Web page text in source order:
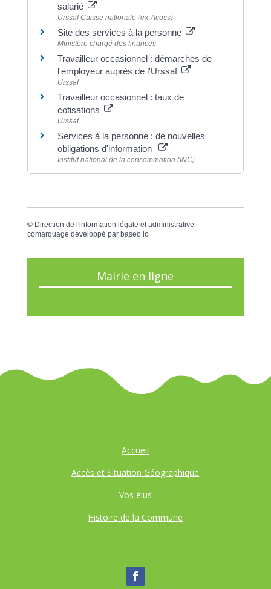
salarié
Urssaf Caisse nationale (ex-Acoss)
Site des services à la personne
Ministère chargé des finances
Travailleur occasionnel : démarches de
l'employeur auprès de l'Urssaf
Urssaf
Travailleur occasionnel : taux de
cotisations
Urssaf
Services à la personne : de nouvelles
obligations d'information
Institut national de la consommation (INC)
© Direction de l'information légale et administrative
comarquage developpé par baseo.io
Mairie en ligne
Accueil
Accès et Situation Géographique
Vos élus
Histoire de la Commune